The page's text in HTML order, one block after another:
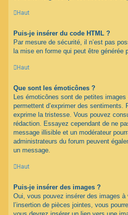
Haut
Puis-je insérer du code HTML ?
Par mesure de sécurité, il n’est pas
la mise en forme qui peut être
Haut
Que sont les émoticônes ?
Les émoticônes sont de petites
permettent d’exprimer des sentiments.
exprime la tristesse. Vous pouvez
rédaction. Essayez cependant de ne
message illisible et un modérateur
administrateurs du forum peuvent
un message.
Haut
Puis-je insérer des images ?
Oui, vous pouvez insérer des images
l’insertion de pièces jointes, vous